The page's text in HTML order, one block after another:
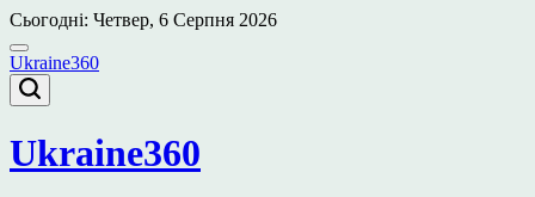
Перейти
до
вмісту
Сьогодні: Четвер, 6 Серпня 2026
Ukraine360
Ukraine360